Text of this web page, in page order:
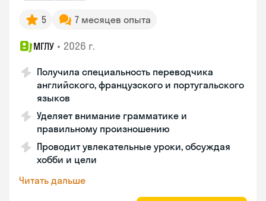
5 7 месяцев опыта
МГЛУ • 2026 г.
Получила специальность переводчика
английского, французского и португальского
языков
Уделяет внимание грамматике и
правильному произношению
Проводит увлекательные уроки, обсуждая
хобби и цели
Читать дальше